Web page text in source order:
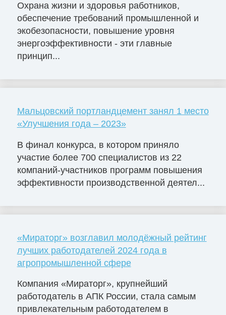
Охрана жизни и здоровья работников,
обеспечение требований промышленной и
экобезопасности, повышение уровня
энергоэффективности - эти главные
принцип...
Мальцовский портландцемент занял 1 место
«Улучшения года – 2023»
В финал конкурса, в котором приняло
участие более 700 специалистов из 22
компаний-участников программ повышения
эффективности производственной деятел...
«Мираторг» возглавил молодёжный рейтинг
лучших работодателей 2024 года в
агропромышленной сфере
Компания «Мираторг», крупнейший
работодатель в АПК России, стала самым
привлекательным работодателем в